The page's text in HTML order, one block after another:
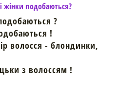
жінки подобаються?
?
!
волосся - блондинки,
з волоссям !